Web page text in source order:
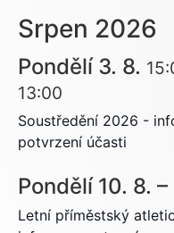
Srpen 2026
Pondělí 3. 8.
13:00
Soustředění 2026 -
potvrzení účasti
Pondělí 10. 8. –
Letní příměstský